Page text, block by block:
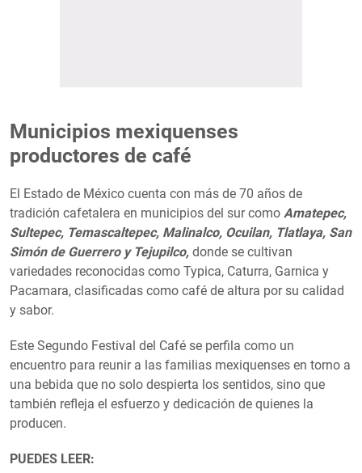
Municipios mexiquenses
productores de café
El Estado de México cuenta con más de 70 años de
tradición cafetalera en municipios del sur como Amatepec,
Sultepec, Temascaltepec, Malinalco, Ocuilan, Tlatlaya, San
Simón de Guerrero y Tejupilco, donde se cultivan
variedades reconocidas como Typica, Caturra, Garnica y
Pacamara, clasificadas como café de altura por su calidad
y sabor.
Este Segundo Festival del Café se perfila como un
encuentro para reunir a las familias mexiquenses en torno a
una bebida que no solo despierta los sentidos, sino que
también refleja el esfuerzo y dedicación de quienes la
producen.
PUEDES LEER: